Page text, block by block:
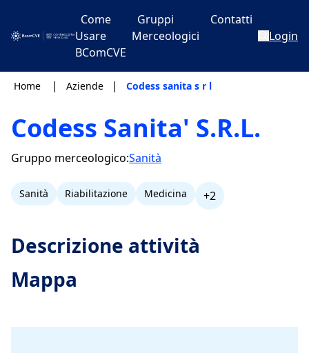
Come
Usare
BComCVE
Gruppi
Merceologici
Contatti
Login
Home | Aziende | Codess sanita s r l
Codess Sanita' S.R.L.
Gruppo merceologico:Sanità
Sanità Riabilitazione Medicina +2
Descrizione attività
Mappa